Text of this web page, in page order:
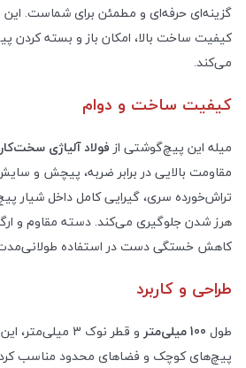
گزینه‌ای حرفه‌ای و مطمئن برای شماست. این
کیفیت ساخت بالا، امکان باز و بسته کردن
می‌کند.
کیفیت ساخت و دوام
میله این پیچ‌گوشتی از فولاد آلیاژی
مقاومت بالایی در برابر ضربه، پیچش و
تراش‌خورده سری، گیرایی کامل داخل شیار
هرز شدن جلوگیری می‌کند. دسته مقاوم و
کاهش خستگی دست در استفاده طولانی‌مدت
طراحی و کاربرد
طول 100میلی‌متر
و قطر نوک 3
پیچ‌های کوچک و فضاهای محدود مناسب کرده